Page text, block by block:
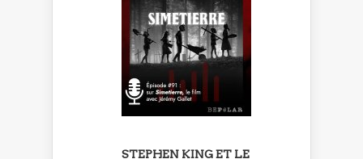
STEPHEN KING ET LE